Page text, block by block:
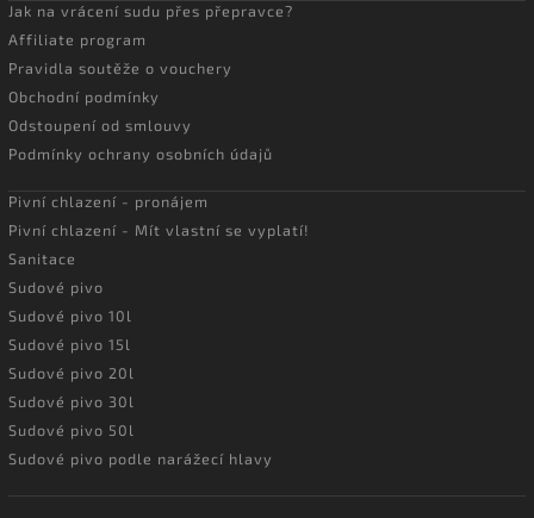
Jak na vrácení sudu přes přepravce?
Affiliate program
Pravidla soutěže o vouchery
Obchodní podmínky
Odstoupení od smlouvy
Podmínky ochrany osobních údajů
Pivní chlazení - pronájem
Pivní chlazení - Mít vlastní se vyplatí!
Sanitace
Sudové pivo
Sudové pivo 10l
Sudové pivo 15l
Sudové pivo 20l
Sudové pivo 30l
Sudové pivo 50l
Sudové pivo podle narážecí hlavy